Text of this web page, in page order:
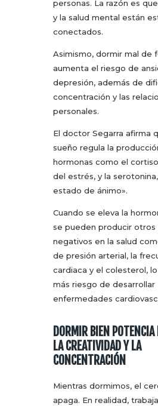
personas. La razón es
y la salud mental están
conectados.
Asimismo, dormir mal de
aumenta el riesgo de
depresión, además de
concentración y las
personales.
El doctor Segarra afirma
sueño regula la
hormonas como el
del estrés, y la
estado de ánimo».
Cuando se eleva la
se pueden producir
negativos en la salud
de presión arterial, la
cardiaca y el colesterol,
más riesgo de desarrollar
enfermedades
DORMIR BIEN
LA CREATIVIDAD Y LA
CONCENTRACIÓN
Mientras dormimos, el
apaga. En realidad, trabaja